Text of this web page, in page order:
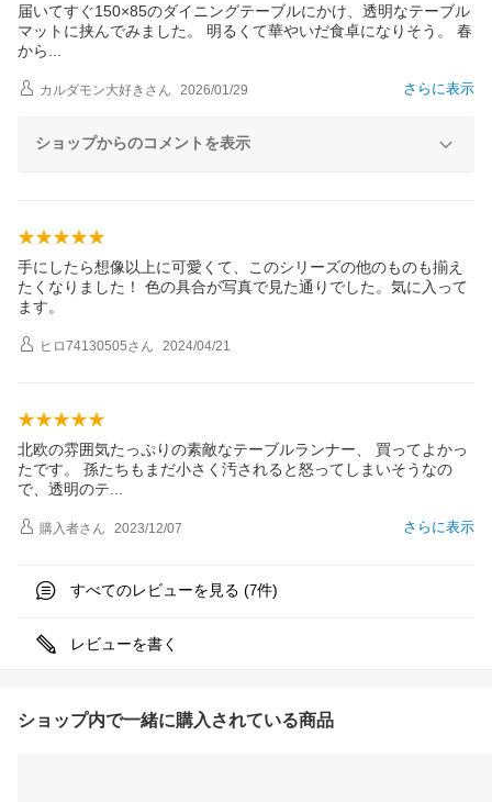
届いてすぐ150×85のダイニングテーブルにかけ、透明なテーブル
マットに挟んでみました。 明るくて華やいだ食卓になりそう。 春
から
さらに表示
カルダモン大好き さん 2026/01/29
ショップからのコメントを表示
手にしたら想像以上に可愛くて、このシリーズの他のものも揃え
たくなりました！ 色の具合が写真で見た通りでした。気に入って
ます。
ヒロ74130505さん 2024/04/21
北欧の雰囲気たっぷりの素敵なテーブルランナー、 買ってよかっ
たです。 孫たちもまだ小さく汚されると怒ってしまいそうなの
で、透明のテ
さらに表示
購入者さん 2023/12/07
すべてのレビューを見る (7件)
レビューを書く
ショップ内で一緒に購入されている商品